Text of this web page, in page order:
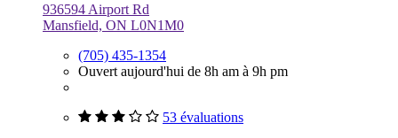
936594 Airport Rd
Mansfield, ON L0N1M0
(705) 435-1354
Ouvert aujourd'hui de 8h am à 9h pm
53 évaluations